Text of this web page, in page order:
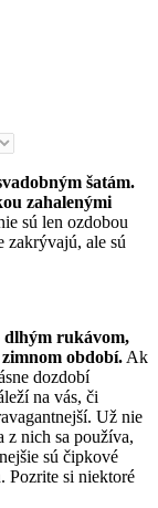
šatám.
zahalenými
sú len ozdobou
zakrývajú, ale sú
dlhým rukávom,
období.Ak
dozdobí
na vás, či
Už nie
z nich sa používa,
sú čipkové
Pozrite si niektoré